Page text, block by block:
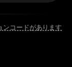
ンコードがあります